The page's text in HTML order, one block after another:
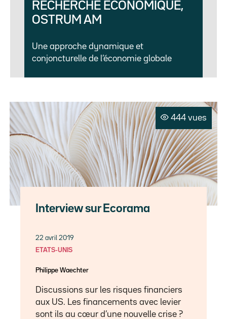
RECHERCHE ECONOMIQUE,
OSTRUM AM
Une approche dynamique et
conjoncturelle de l’économie globale
444 vues
Interview sur Ecorama
22 avril 2019
ETATS-UNIS
Philippe Waechter
Discussions sur les risques financiers
aux US. Les financements avec levier
sont ils au cœur d’une nouvelle crise ?